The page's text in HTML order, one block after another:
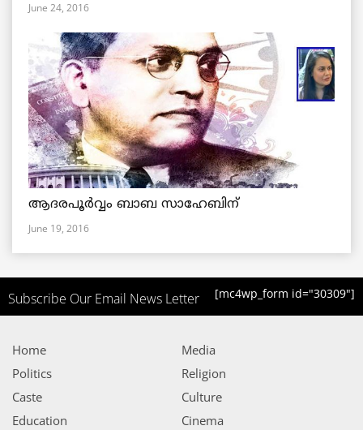
June 24, 2016
ആദരപൂര്‍വ്വം ബാബ സാഹേബിന്
June 19, 2016
Subscribe Our Email News Letter [mc4wp_form id="30309"]
Home
Politics
Caste
Education
Media
Religion
Culture
Cinema